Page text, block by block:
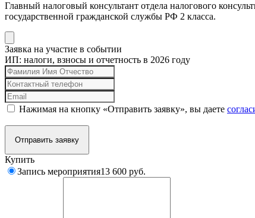
Главный налоговый консультант отдела налогового
государственной гражданской службы РФ 2 класса.
Заявка на участие в событии
ИП: налоги, взносы и отчетность в 2026 году
Нажимая на кнопку «Отправить заявку», вы даете
Отправить заявку
Купить
Запись мероприятия13 600 руб.